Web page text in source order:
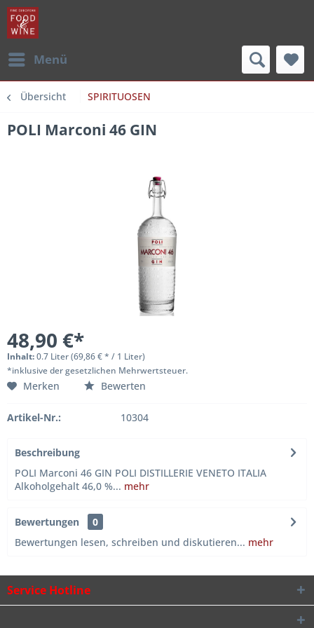
Menü
Übersicht SPIRITUOSEN
POLI Marconi 46 GIN
48,90 €*
Inhalt:0.7 Liter (69,86 € * / 1 Liter)
*inklusive der gesetzlichen Mehrwertsteuer.
Merken Bewerten
Artikel-Nr.: 10304
Beschreibung
POLI Marconi 46 GIN POLI DISTILLERIE VENETO ITALIA
Alkoholgehalt 46,0 %... mehr
Bewertungen
0
Bewertungen lesen, schreiben und diskutieren... mehr
Service Hotline